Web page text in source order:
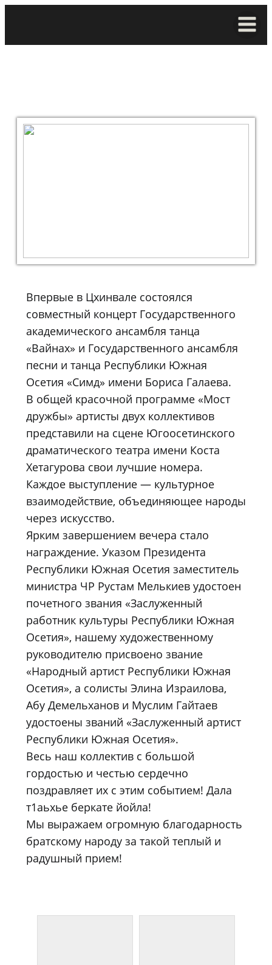
Впервые в Цхинвале состоялся
совместный концерт Государственного
академического ансамбля танца
«Вайнах» и Государственного ансамбля
песни и танца Республики Южная
Осетия «Симд» имени Бориса Галаева.
В общей красочной программе «Мост
дружбы» артисты двух коллективов
представили на сцене Югоосетинского
драматического театра имени Коста
Хетагурова свои лучшие номера.
Каждое выступление — культурное
взаимодействие, объединяющее народы
через искусство.
Ярким завершением вечера стало
награждение. Указом Президента
Республики Южная Осетия заместитель
министра ЧР Рустам Мелькиев удостоен
почетного звания «Заслуженный
работник культуры Республики Южная
Осетия», нашему художественному
руководителю присвоено звание
«Народный артист Республики Южная
Осетия», а солисты Элина Израилова,
Абу Демельханов и Муслим Гайтаев
удостоены званий «Заслуженный артист
Республики Южная Осетия».
Весь наш коллектив с большой
гордостью и честью сердечно
поздравляет их с этим событием! Дала
т1аьхье беркате йойла!
Мы выражаем огромную благодарность
братскому народу за такой теплый и
радушный прием!